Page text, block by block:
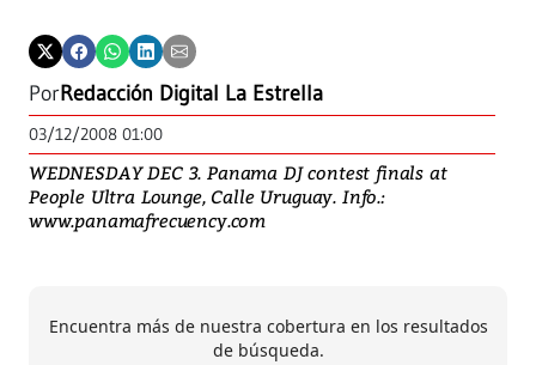
PorRedacción Digital La Estrella
03/12/2008 01:00
WEDNESDAY DEC 3. Panama DJ contest finals at
People Ultra Lounge, Calle Uruguay. Info.:
www.panamafrecuency.com
Encuentra más de nuestra cobertura en los resultados
de búsqueda.